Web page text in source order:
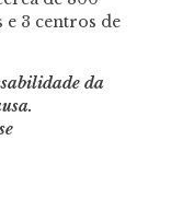
3 centros de
da